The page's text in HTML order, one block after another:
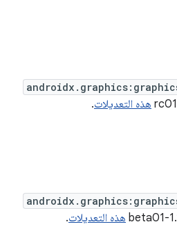
هذه التعديلات.
هذه التعديلات.